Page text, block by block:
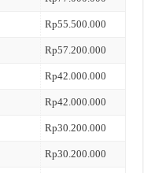
Rp55.500.000
Rp57.200.000
Rp42.000.000
Rp42.000.000
Rp30.200.000
Rp30.200.000